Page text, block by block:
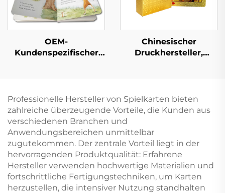
OEM-
Kundenspezifischer
Geschichtenbücher
Englische interaktive
Kinder-
Pappbilderbücher-
Druck
Chinesischer
Druckhersteller,
Professionelle Hersteller von Spielkarten bieten
zahlreiche überzeugende Vorteile, die Kunden aus
verschiedenen Branchen und
Anwendungsbereichen unmittelbar
zugutekommen. Der zentrale Vorteil liegt in der
hervorragenden Produktqualität: Erfahrene
Hersteller verwenden hochwertige Materialien und
fortschrittliche Fertigungstechniken, um Karten
herzustellen, die intensiver Nutzung standhalten